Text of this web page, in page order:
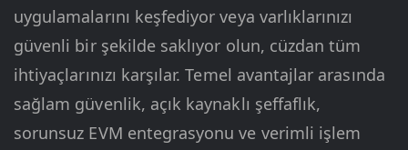
uygulamalarını keşfediyor veya varlıklarınızı
güvenli bir şekilde saklıyor olun, cüzdan tüm
ihtiyaçlarınızı karşılar. Temel avantajlar arasında
sağlam güvenlik, açık kaynaklı şeffaflık,
sorunsuz EVM entegrasyonu ve verimli işlem